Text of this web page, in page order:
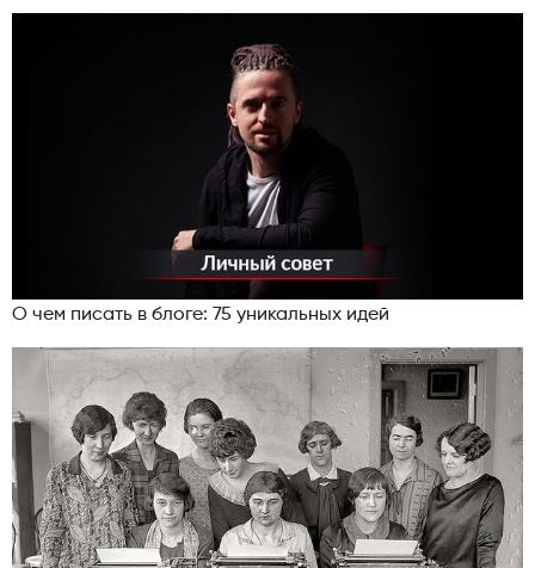
О чем писать в блоге: 75 уникальных идей